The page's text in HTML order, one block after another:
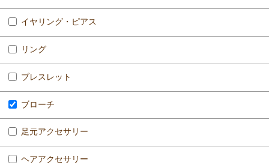
イヤリング・ピアス
リング
ブレスレット
ブローチ
足元アクセサリー
ヘアアクセサリー